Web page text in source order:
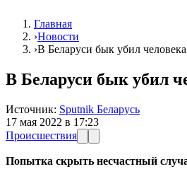
Главная
›Новости
›В Беларуси бык убил человека
В Беларуси бык убил
Источник: Sputnik Беларусь
17 мая 2022 в 17:23
Происшествия
Попытка скрыть несчастный